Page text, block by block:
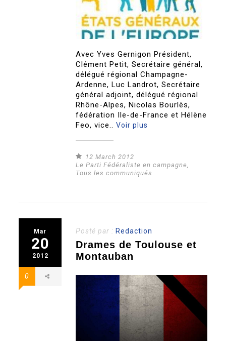
Avec Yves Gernigon Président,
Clément Petit, Secrétaire général,
délégué régional Champagne-
Ardenne, Luc Landrot, Secrétaire
général adjoint, délégué régional
Rhône-Alpes, Nicolas Bourlès,
fédération Ile-de-France et Hélène
Feo, vice..Voir plus
12 March 2012
Le Parti Fédéraliste en campagne
Tous les communiqués
Mar
20
2012
0
Posté par : Redaction
Drames de Toulouse et
Montauban